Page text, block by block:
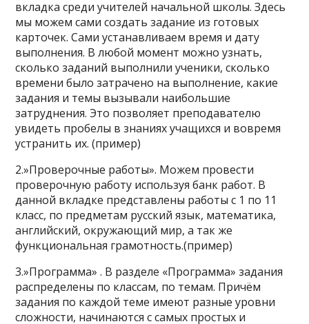
вкладка среди учителей начальной школы. Здесь
мы можем сами создать задание из готовых
карточек. Сами устанавливаем время и дату
выполнения. В любой момент можно узнать,
сколько заданий выполнили ученики, сколько
времени было затрачено на выполнение, какие
задания и темы вызывали наибольшие
затруднения. Это позволяет преподавателю
увидеть пробелы в знаниях учащихся и вовремя
устранить их. (пример)
2.»Проверочные работы». Можем провести
проверочную работу используя банк работ. В
данной вкладке представлены работы с 1 по 11
класс, по предметам русский язык, математика,
английский, окружающий мир, а так же
функциональная грамотность.(пример)
3.»Программа» . В разделе «Программа» задания
распределены по классам, по темам. Причём
задания по каждой теме имеют разные уровни
сложности, начинаются с самых простых и